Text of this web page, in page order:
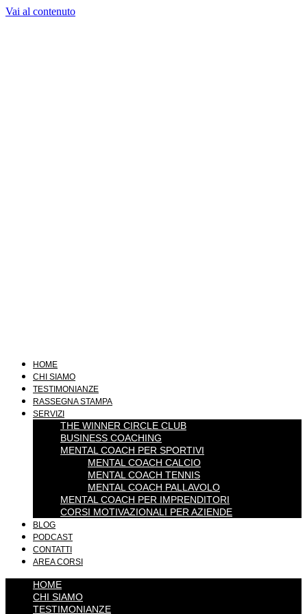
Vai al contenuto
HOME
CHI SIAMO
TESTIMONIANZE
RASSEGNA STAMPA
SERVIZI
THE WINNER CIRCLE CLUB
BUSINESS COACHING
MENTAL COACH PER SPORTIVI
MENTAL COACH CALCIO
MENTAL COACH TENNIS
MENTAL COACH PALLAVOLO
MENTAL COACH PER IMPRENDITORI
CORSI MOTIVAZIONALI PER AZIENDE
BLOG
PODCAST
CONTATTI
AREA CORSI
HOME
CHI SIAMO
TESTIMONIANZE